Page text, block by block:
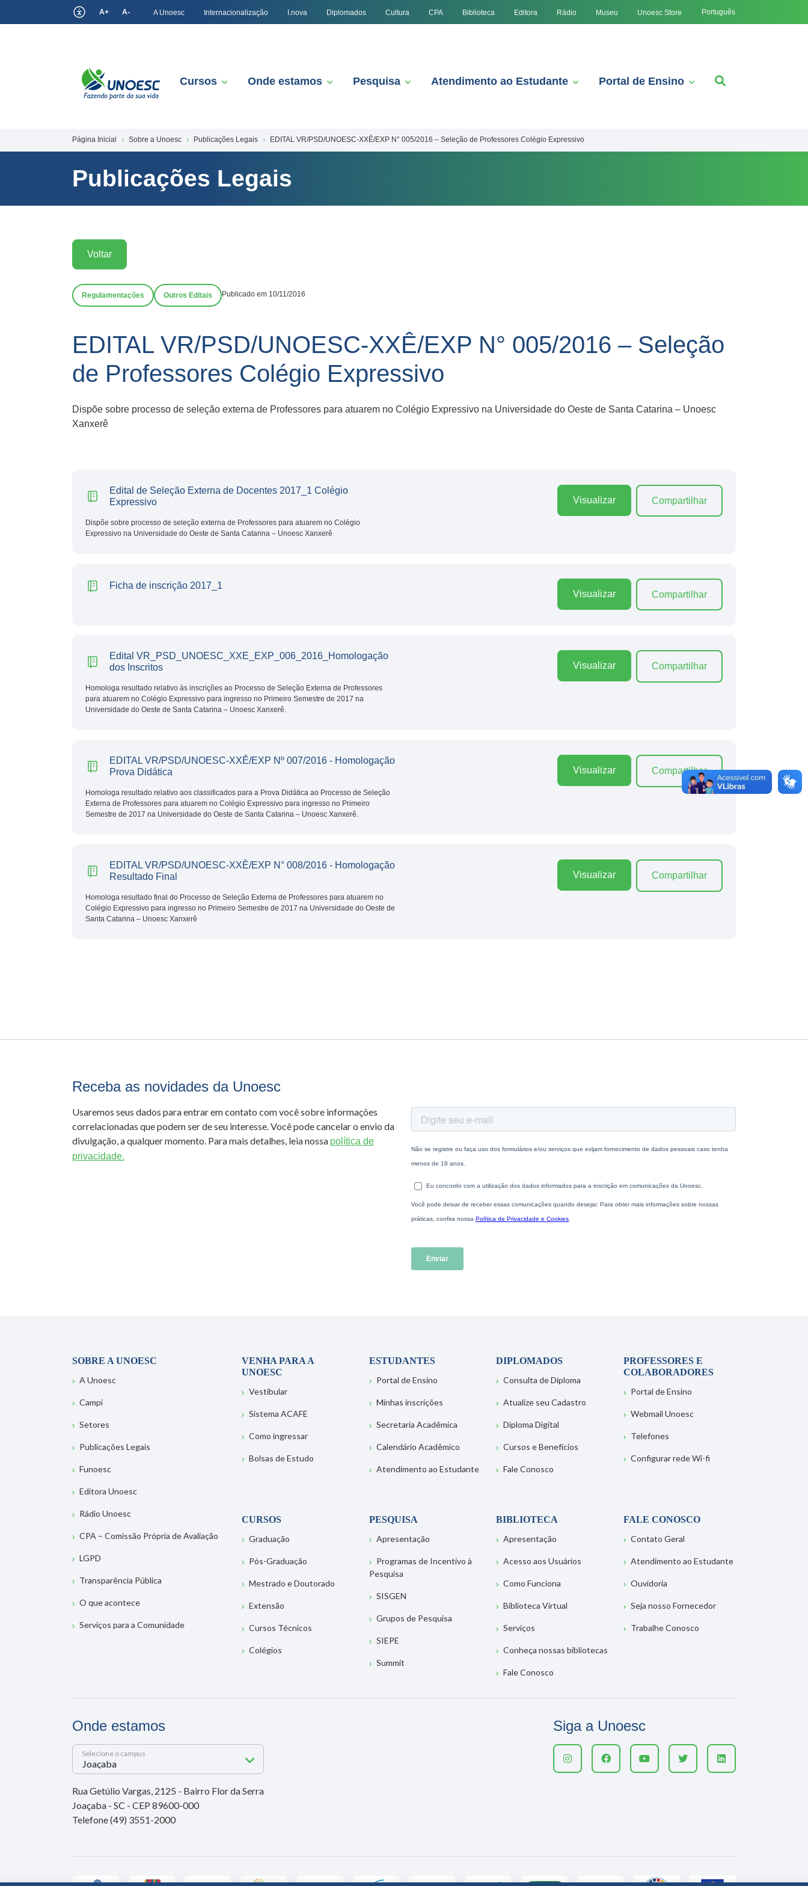
A+ A- A Unoesc Internacionalização I.nova Diplomados Cultura CPA Biblioteca Editora Rádio Museu Unoesc Store Português
Cursos Onde estamos Pesquisa Atendimento ao Estudante Portal de Ensino
Página Inicial Sobre a Unoesc Publicações Legais EDITAL VR/PSD/UNOESC-XXÊ/EXP N° 005/2016 – Seleção de Professores Colégio Expressivo
Publicações Legais
Voltar
Regulamentações Outros Editais Publicado em 10/11/2016
EDITAL VR/PSD/UNOESC-XXÊ/EXP N° 005/2016 – Seleção
de Professores Colégio Expressivo
Dispõe sobre processo de seleção externa de Professores para atuarem no Colégio Expressivo na Universidade do Oeste de Santa Catarina – Unoesc
Xanxerê
Edital de Seleção Externa de Docentes 2017_1 Colégio
Expressivo
Dispõe sobre processo de seleção externa de Professores para atuarem no Colégio
Expressivo na Universidade do Oeste de Santa Catarina – Unoesc Xanxerê
Visualizar Compartilhar
Ficha de inscrição 2017_1
Visualizar Compartilhar
Edital VR_PSD_UNOESC_XXE_EXP_006_2016_Homologação
dos Inscritos
Homologa resultado relativo às inscrições ao Processo de Seleção Externa de Professores
para atuarem no Colégio Expressivo para ingresso no Primeiro Semestre de 2017 na
Universidade do Oeste de Santa Catarina – Unoesc Xanxerê.
Visualizar Compartilhar
EDITAL VR/PSD/UNOESC-XXÊ/EXP Nº 007/2016 - Homologação
Prova Didática
Homologa resultado relativo aos classificados para a Prova Didática ao Processo de Seleção
Externa de Professores para atuarem no Colégio Expressivo para ingresso no Primeiro
Semestre de 2017 na Universidade do Oeste de Santa Catarina – Unoesc Xanxerê.
Visualizar Compartilhar
EDITAL VR/PSD/UNOESC-XXÊ/EXP N° 008/2016 - Homologação
Resultado Final
Homologa resultado final do Processo de Seleção Externa de Professores para atuarem no
Colégio Expressivo para ingresso no Primeiro Semestre de 2017 na Universidade do Oeste de
Santa Catarina – Unoesc Xanxerê
Visualizar Compartilhar
Receba as novidades da Unoesc
Usaremos seus dados para entrar em contato com você sobre informações
correlacionadas que podem ser de seu interesse. Você pode cancelar o envio da
divulgação, a qualquer momento. Para mais detalhes, leia nossa política de
privacidade.
SOBRE A UNOESC
A Unoesc
Campi
Setores
Publicações Legais
Funoesc
Editora Unoesc
Rádio Unoesc
CPA – Comissão Própria de Avaliação
LGPD
Transparência Pública
O que acontece
Serviços para a Comunidade
VENHA PARA A
UNOESC
Vestibular
Sistema ACAFE
Como ingressar
Bolsas de Estudo
ESTUDANTES
Portal de Ensino
Minhas inscrições
Secretaria Acadêmica
Calendário Acadêmico
Atendimento ao Estudante
DIPLOMADOS
Consulta de Diploma
Atualize seu Cadastro
Diploma Digital
Cursos e Benefícios
Fale Conosco
PROFESSORES E
COLABORADORES
Portal de Ensino
Webmail Unoesc
Telefones
Configurar rede Wi-fi
CURSOS
Graduação
Pós-Graduação
Mestrado e Doutorado
Extensão
Cursos Técnicos
Colégios
PESQUISA
Apresentação
Programas de Incentivo à
Pesquisa
SISGEN
Grupos de Pesquisa
SIEPE
Summit
BIBLIOTECA
Apresentação
Acesso aos Usuários
Como Funciona
Biblioteca Virtual
Serviços
Conheça nossas bibliotecas
Fale Conosco
FALE CONOSCO
Contato Geral
Atendimento ao Estudante
Ouvidoria
Seja nosso Fornecedor
Trabalhe Conosco
Onde estamos
Selecione o campus
Rua Getúlio Vargas, 2125 - Bairro Flor da Serra
Joaçaba - SC - CEP 89600-000
Telefone (49) 3551-2000
Siga a Unoesc